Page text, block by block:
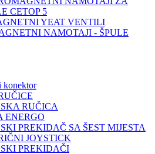
CETOP 5
YEAT VENTILI
NAMOTAJI - ŠPULE
konektor
RUČICA
ENERGO
PREKIDAČ SA ŠEST MIJESTA
JOYSTICK
PREKIDAČI